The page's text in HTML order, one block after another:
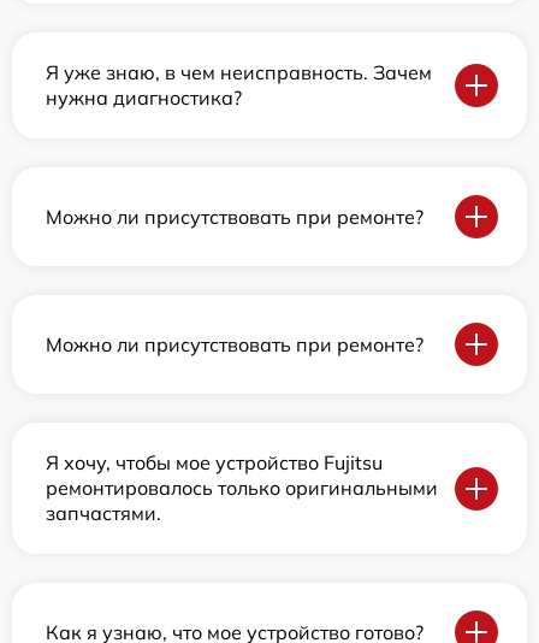
Я уже знаю, в чем неисправность. Зачем
нужна диагностика?
Можно ли присутствовать при ремонте?
Можно ли присутствовать при ремонте?
Я хочу, чтобы мое устройство Fujitsu
ремонтировалось только оригинальными
запчастями.
Как я узнаю, что мое устройство готово?